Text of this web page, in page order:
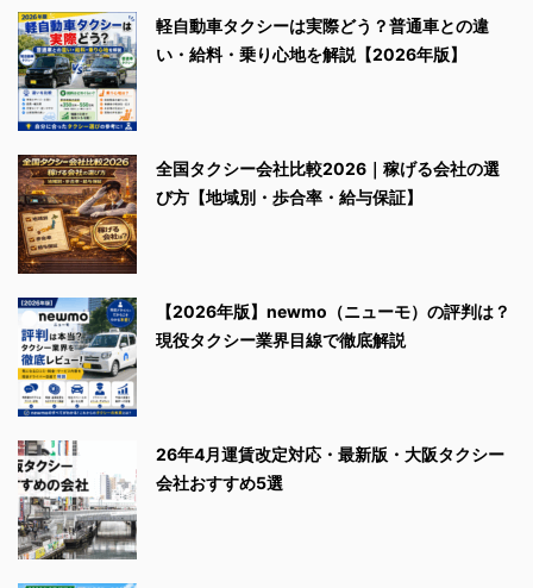
軽自動車タクシーは実際どう？普通車との違
い・給料・乗り心地を解説【2026年版】
全国タクシー会社比較2026｜稼げる会社の選
び方【地域別・歩合率・給与保証】
【2026年版】newmo（ニューモ）の評判は？
現役タクシー業界目線で徹底解説
26年4月運賃改定対応・最新版・大阪タクシー
会社おすすめ5選